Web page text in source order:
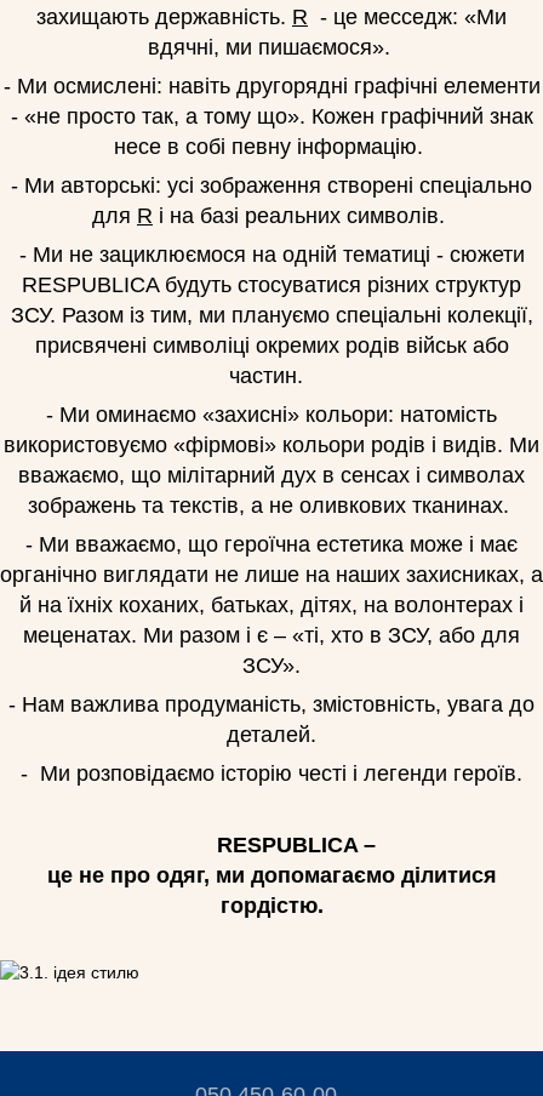
захищають державність. R - це месседж: «Ми
вдячні, ми пишаємося».
- Ми осмислені: навіть другорядні графічні елементи
- «не просто так, а тому що». Кожен графічний знак
несе в собі певну інформацію.
- Ми авторські: усі зображення створені спеціально
для R і на базі реальних символів.
- Ми не зациклюємося на одній тематиці - сюжети
RESPUBLICA будуть стосуватися різних структур
ЗСУ. Разом із тим, ми плануємо спеціальні колекції,
присвячені символіці окремих родів військ або
частин.
- Ми оминаємо «захисні» кольори: натомість
використовуємо «фірмові» кольори родів і видів. Ми
вважаємо, що мілітарний дух в сенсах і символах
зображень та текстів, а не оливкових тканинах.
- Ми вважаємо, що героїчна естетика може і має
органічно виглядати не лише на наших захисниках, а
й на їхніх коханих, батьках, дітях, на волонтерах і
меценатах. Ми разом і є – «ті, хто в ЗСУ, або для
ЗСУ».
- Нам важлива продуманість, змістовність, увага до
деталей.
- Ми розповідаємо історію честі і легенди героїв.
RESPUBLICA –
це не про одяг, ми допомагаємо ділитися
гордістю.